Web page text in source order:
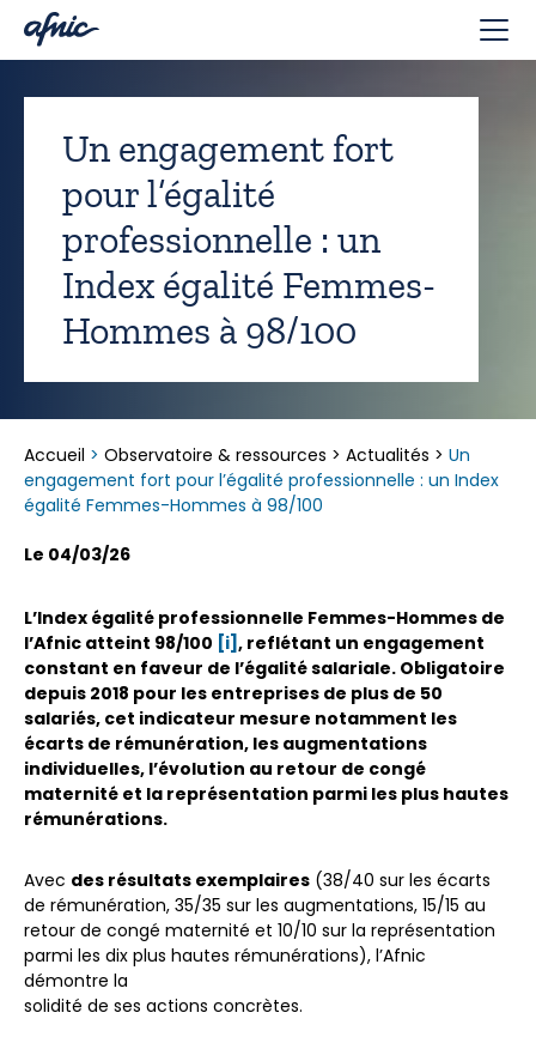
Un engagement fort
pour l’égalité
professionnelle : un
Index égalité Femmes-
Hommes à 98/100
Accueil > Observatoire & ressources > Actualités > Un
engagement fort pour l’égalité professionnelle : un Index
égalité Femmes-Hommes à 98/100
Le 04/03/26
L’Index égalité professionnelle Femmes-Hommes de
l’Afnic atteint 98/100 [i] , reflétant un engagement
constant en faveur de l’égalité salariale. Obligatoire
depuis 2018 pour les entreprises de plus de 50
salariés, cet indicateur mesure notamment les
écarts de rémunération, les augmentations
individuelles, l’évolution au retour de congé
maternité et la représentation parmi les plus hautes
rémunérations.
Avec des résultats exemplaires (38/40 sur les écarts
de rémunération, 35/35 sur les augmentations, 15/15 au
retour de congé maternité et 10/10 sur la représentation
parmi les dix plus hautes rémunérations), l’Afnic
démontre la
solidité de ses actions concrètes.
Panneau de gestion des cookies